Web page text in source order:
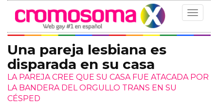
Toggle
Una pareja lesbiana es
disparada en su casa
LA PAREJA CREE QUE SU CASA FUE ATACADA POR
LA BANDERA DEL ORGULLO TRANS EN SU
CÉSPED